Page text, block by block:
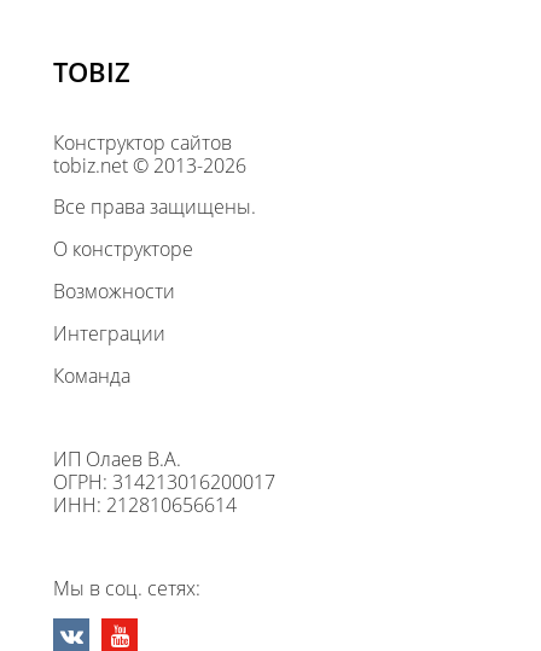
TOBIZ
Конструктор сайтов
tobiz.net © 2013-2026
Все права защищены.
О конструкторе
Возможности
Интеграции
Команда
ИП Олаев В.А.
ОГРН: 314213016200017
ИНН: 212810656614
Мы в соц. сетях: